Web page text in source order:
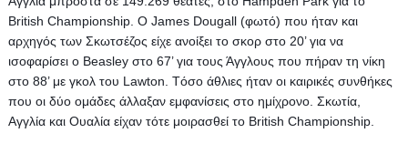
British Championship. Ο James Dougall (φωτό) που ήταν και
αρχηγός των Σκωτσέζος είχε ανοίξει το σκορ στο 20’ για να
ισοφαρίσει ο Beasley στο 67’ για τους Άγγλους που πήραν τη νίκη
στο 88’ με γκολ του Lawton. Tόσo άθλιες ήταν οι καιρικές συνθήκες
που οι δύο ομάδες άλλαξαν εμφανίσεις στο ημίχρονο. Σκωτία,
Αγγλία και Ουαλία είχαν τότε μοιρασθεί το British Championship.